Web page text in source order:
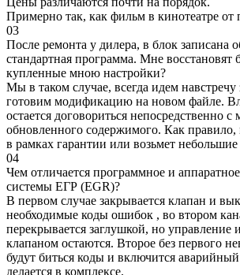
Примерно так, как фильм в кинотеатре от
03
После ремонта у дилера, в блок записана
стандартная программа. Мне восстановят
купленные мною настройки?
Мы в таком случае, всегда идем навстречу
готовим модификацию на новом файле.
остается договориться непосредственно с
обновленного содержимого. Как правило,
в рамках гарантии или возьмет небольшие
04
Чем отличается программное и
системы ЕГР (EGR)?
В первом случае закрывается клапан и
необходимые коды ошибок , во втором
перекрывается заглушкой, но управление
клапаном остаются. Второе без первого
будут биться коды и включится
делается в комплексе.